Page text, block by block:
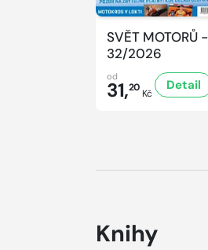
SVĚT MOTORŮ -
32/2026
od
31,20 Kč
Detail
Knihy